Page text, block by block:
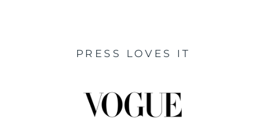
PRESS LOVES IT